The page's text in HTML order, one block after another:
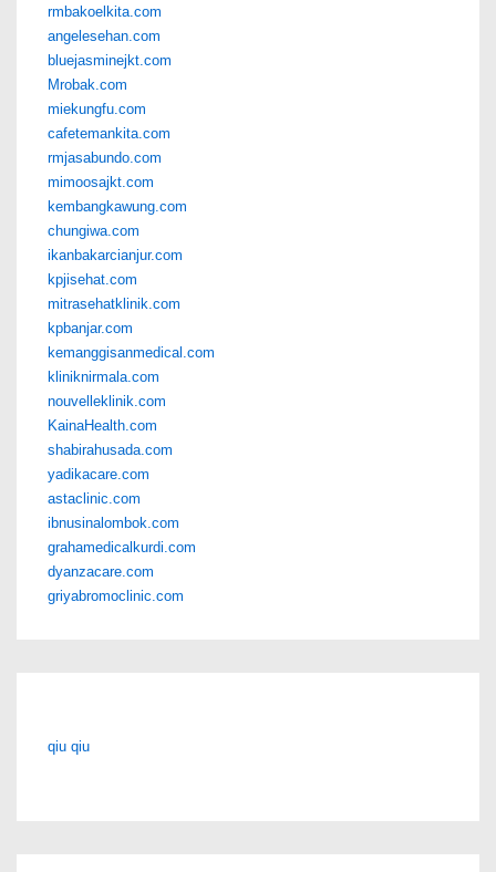
rmbakoelkita.com
angelesehan.com
bluejasminejkt.com
Mrobak.com
miekungfu.com
cafetemankita.com
rmjasabundo.com
mimoosajkt.com
kembangkawung.com
chungiwa.com
ikanbakarcianjur.com
kpjisehat.com
mitrasehatklinik.com
kpbanjar.com
kemanggisanmedical.com
kliniknirmala.com
nouvelleklinik.com
KainaHealth.com
shabirahusada.com
yadikacare.com
astaclinic.com
ibnusinalombok.com
grahamedicalkurdi.com
dyanzacare.com
griyabromoclinic.com
qiu qiu